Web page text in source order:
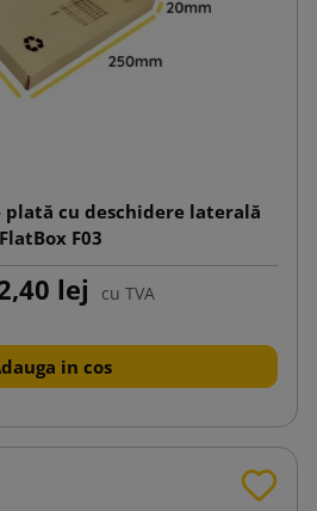
plată cu deschidere laterală
FlatBox F03
lej cu TVA
in cos